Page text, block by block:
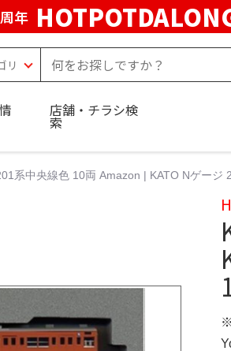
年
店舗・チラシ検
索
系中央線色 10両 Amazon | KATO Nゲー